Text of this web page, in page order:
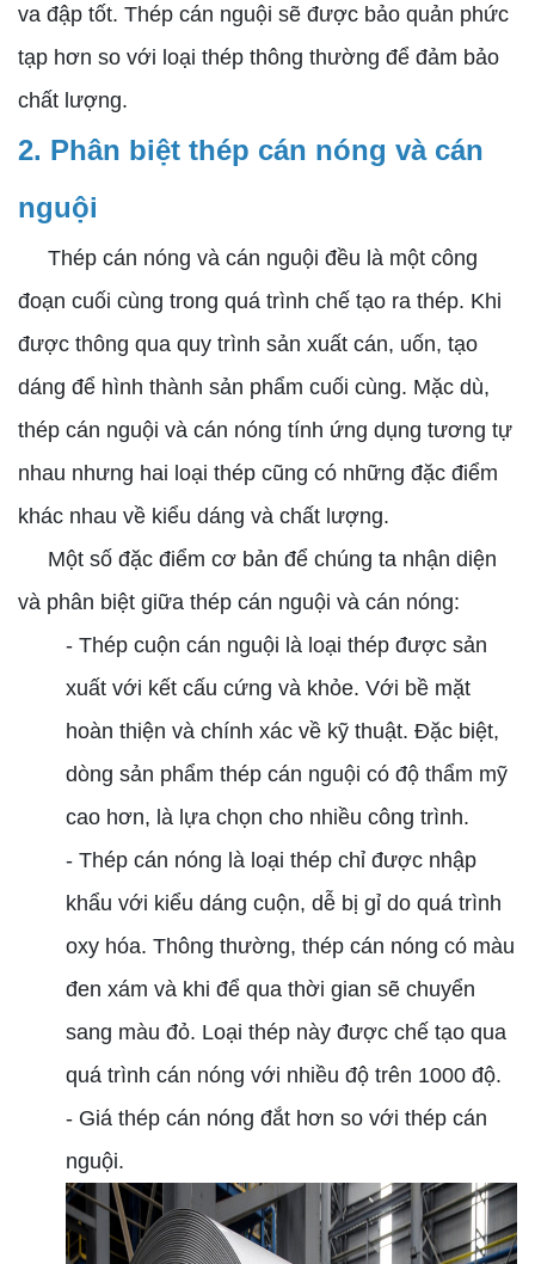
va đập tốt. Thép cán nguội sẽ được bảo quản phức
tạp hơn so với loại thép thông thường để đảm bảo
chất lượng.
2. Phân biệt thép cán nóng và cán
nguội
Thép cán nóng và cán nguội đều là một công
đoạn cuối cùng trong quá trình chế tạo ra thép. Khi
được thông qua quy trình sản xuất cán, uốn, tạo
dáng để hình thành sản phẩm cuối cùng. Mặc dù,
thép cán nguội và cán nóng tính ứng dụng tương tự
nhau nhưng hai loại thép cũng có những đặc điểm
khác nhau về kiểu dáng và chất lượng.
Một số đặc điểm cơ bản để chúng ta nhận diện
và phân biệt giữa thép cán nguội và cán nóng:
- Thép cuộn cán nguội là loại thép được sản
xuất với kết cấu cứng và khỏe. Với bề mặt
hoàn thiện và chính xác về kỹ thuật. Đặc biệt,
dòng sản phẩm thép cán nguội có độ thẩm mỹ
cao hơn, là lựa chọn cho nhiều công trình.
- Thép cán nóng là loại thép chỉ được nhập
khẩu với kiểu dáng cuộn, dễ bị gỉ do quá trình
oxy hóa. Thông thường, thép cán nóng có màu
đen xám và khi để qua thời gian sẽ chuyển
sang màu đỏ. Loại thép này được chế tạo qua
quá trình cán nóng với nhiều độ trên 1000 độ.
- Giá thép cán nóng đắt hơn so với thép cán
nguội.